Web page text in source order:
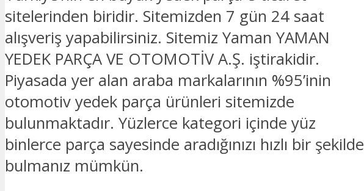
sitelerinden biridir. Sitemizden 7 gün 24 saat
alışveriş yapabilirsiniz. Sitemiz Yaman YAMAN
YEDEK PARÇA VE OTOMOTİV A.Ş. iştirakidir.
Piyasada yer alan araba markalarının %95’inin
otomotiv yedek parça ürünleri sitemizde
bulunmaktadır. Yüzlerce kategori içinde yüz
binlerce parça sayesinde aradığınızı hızlı bir şekilde
bulmanız mümkün.